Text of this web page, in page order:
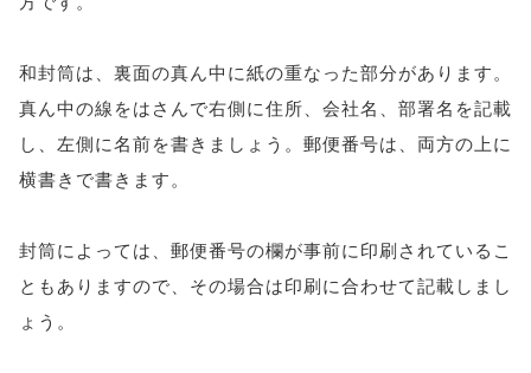
和封筒は、裏面の真ん中に紙の重なった部分があります。
真ん中の線をはさんで右側に住所、会社名、部署名を記載
し、左側に名前を書きましょう。郵便番号は、両方の上に
横書きで書きます。
封筒によっては、郵便番号の欄が事前に印刷されているこ
ともありますので、その場合は印刷に合わせて記載しまし
ょう。